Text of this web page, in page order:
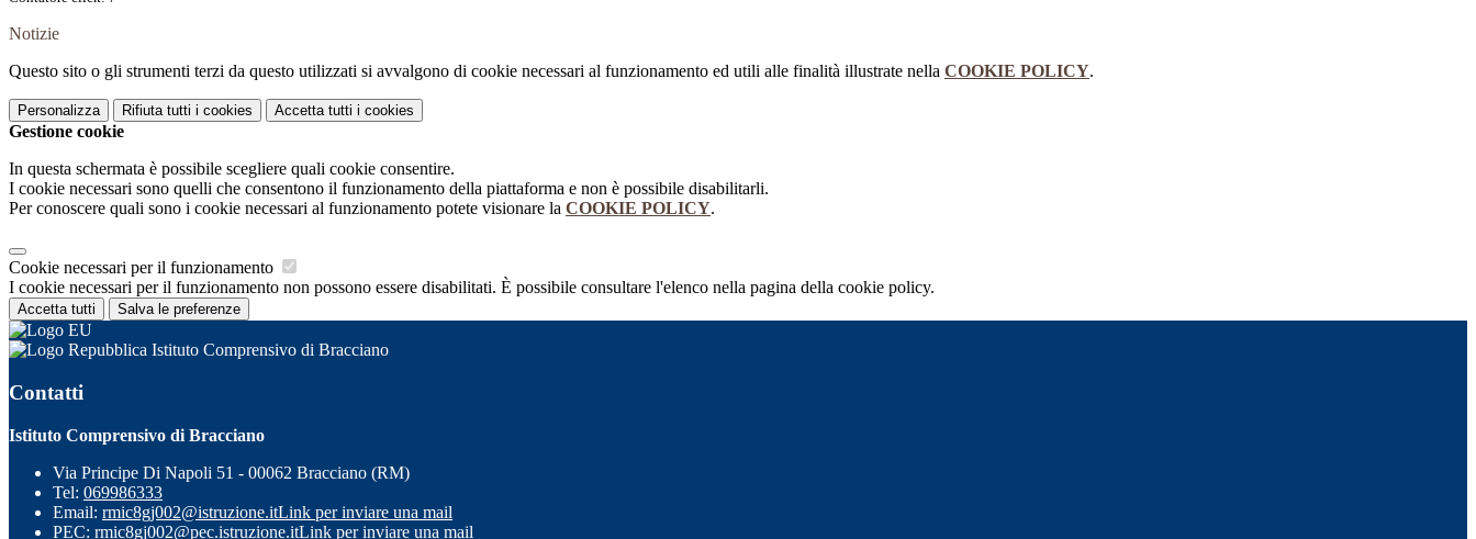
Notizie
Questo sito o gli strumenti terzi da questo utilizzati si avvalgono di cookie necessari al funzionamento ed utili alle finalità illustrate nella COOKIE POLICY.
Personalizza Rifiuta tutti i cookies Accetta tutti i cookies
Gestione cookie
In questa schermata è possibile scegliere quali cookie consentire.
I cookie necessari sono quelli che consentono il funzionamento della piattaforma e non è possibile disabilitarli.
Per conoscere quali sono i cookie necessari al funzionamento potete visionare la COOKIE POLICY.
Cookie necessari per il funzionamento
I cookie necessari per il funzionamento non possono essere disabilitati. È possibile consultare l'elenco nella pagina della cookie policy.
Accetta tutti Salva le preferenze
Istituto Comprensivo di Bracciano
Contatti
Istituto Comprensivo di Bracciano
Via Principe Di Napoli 51 - 00062 Bracciano (RM)
Tel: 069986333
Email: rmic8gj002@istruzione.itLink per inviare una mail
PEC: rmic8gj002@pec.istruzione.itLink per inviare una mail